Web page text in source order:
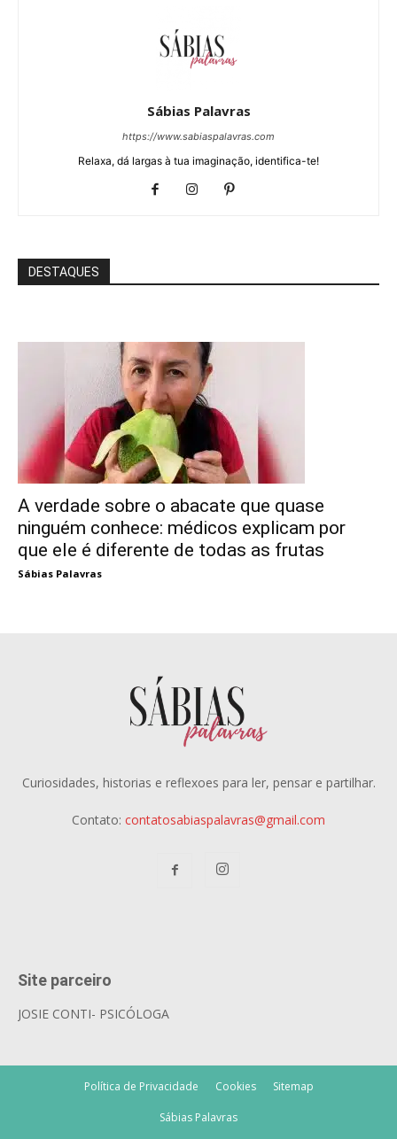
Sábias Palavras
https://www.sabiaspalavras.com
Relaxa, dá largas à tua imaginação, identifica-te!
DESTAQUES
A verdade sobre o abacate que quase
ninguém conhece: médicos explicam por
que ele é diferente de todas as frutas
Sábias Palavras
Curiosidades, historias e reflexoes para ler, pensar e partilhar.
Contato: contatosabiaspalavras@gmail.com
Site parceiro
JOSIE CONTI- PSICÓLOGA
Política de Privacidade Cookies Sitemap
Sábias Palavras